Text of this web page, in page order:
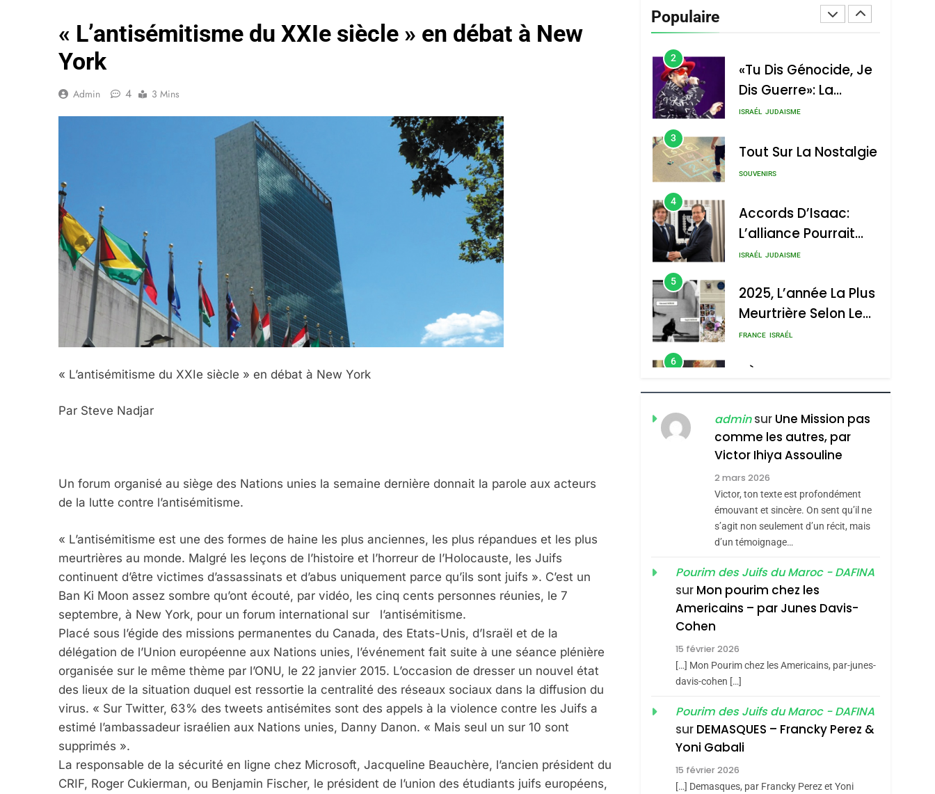
« L’antisémitisme du XXIe siècle » en débat à New
York
Admin 4 3 Mins
« L’antisémitisme du XXIe siècle » en débat à New York
Par Steve Nadjar
Un forum organisé au siège des Nations unies la semaine dernière donnait la parole aux acteurs
de la lutte contre l’antisémitisme.
« L’antisémitisme est une des formes de haine les plus anciennes, les plus répandues et les plus
meurtrières au monde. Malgré les leçons de l’histoire et l’horreur de l’Holocauste, les Juifs
continuent d’être victimes d’assassinats et d’abus uniquement parce qu’ils sont juifs ». C’est un
Ban Ki Moon assez sombre qu’ont écouté, par vidéo, les cinq cents personnes réunies, le 7
septembre, à New York, pour un forum international sur l’antisémitisme.
Placé sous l’égide des missions permanentes du Canada, des Etats-Unis, d’Israël et de la
délégation de l’Union européenne aux Nations unies, l’événement fait suite à une séance plénière
organisée sur le même thème par l’ONU, le 22 janvier 2015. L’occasion de dresser un nouvel état
des lieux de la situation duquel est ressortie la centralité des réseaux sociaux dans la diffusion du
virus. « Sur Twitter, 63% des tweets antisémites sont des appels à la violence contre les Juifs a
estimé l’ambassadeur israélien aux Nations unies, Danny Danon. « Mais seul un sur 10 sont
supprimés ».
La responsable de la sécurité en ligne chez Microsoft, Jacqueline Beauchère, l’ancien président du
CRIF, Roger Cukierman, ou Benjamin Fischer, le président de l’union des étudiants juifs européens,
Populaire
Vanessa De Loya
2
«Tu Dis Génocide, Je
Dis Guerre»: La
Nouvelle Chanson De
ISRAÉL JUDAISME
3
Tout Sur La Nostalgie
SOUVENIRS
4
Accords D’Isaac:
L’alliance Pourrait
S’étendre À 13 Pays
ISRAÉL JUDAISME
5
2025, L’année La Plus
Meurtrière Selon Le
Rapport D’ADL
FRANCE ISRAÉL
6
FIÈRE, DIGNE ET
RÉSILIENTE :
POURQUOI JE
REVENDIQUE MA
JUDAÏTE Par Thérèse
Zrihen-Dvir
ISRAÉL JUDAISME
CE QUI NOUS
MANQUE – Jacques
Hadida
JUDAISME
Maroc : Les Amandes
De Tafraout, Le Miel
De Tadla Azilal
Consacrés Produits
Du Terroir
DAFINA MAROC
Oeil Ravageur –
2
Dis Guerre»: La
Nouvelle Chanson De
Boy George
ISRAÉL JUDAISME
adminsur Une Mission pas
comme les autres, par
Victor Ihiya Assouline
2 mars 2026
Victor, ton texte est profondément
émouvant et sincère. On sent qu’il ne
s’agit non seulement d’un récit, mais
d’un témoignage…
Pourim des Juifs du Maroc - DAFINA
sur Mon pourim chez les
Americains – par Junes Davis-
Cohen
15 février 2026
[…] Mon Pourim chez les Americains, par-junes-
davis-cohen […]
Pourim des Juifs du Maroc - DAFINA
sur DEMASQUES – Francky Perez &
Yoni Gabali
15 février 2026
[…] Demasques, par Francky Perez et Yoni